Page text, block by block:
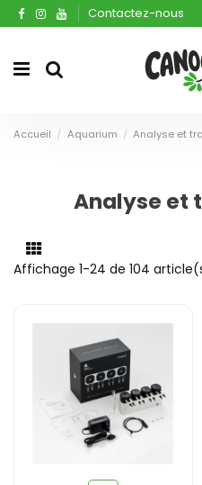
Contactez-nous
Accueil Aquarium Analyse et
Analyse et
Affichage 1-24 de 104